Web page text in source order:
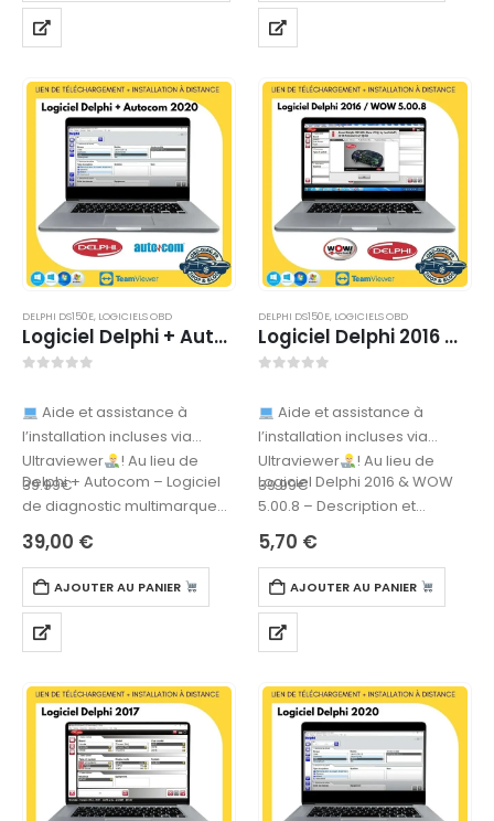
DELPHI DS150E, LOGICIELS OBD
Logiciel Delphi + Autocom 2020 – TÉLÉCHARGEMENT
Aide et assistance à
l’installation incluses via
Ultraviewer
! Au lieu de
39.99€
Delphi + Autocom – Logiciel
de diagnostic multimarque
pour véhicules légers et
poids lourdsLe Logiciel Delphi
+ Autocom…
39,00 €
AJOUTER AU PANIER
DELPHI DS150E, LOGICIELS OBD
Logiciel Delphi 2016 & WOW 5.00.8 – TELECHARGEMENT
Aide et assistance à
l’installation incluses via
Ultraviewer
! Au lieu de
39.99€
Logiciel Delphi 2016 & WOW
5.00.8 – Description et
fonctionnalitésDelphi 2016 et
WOW 5.00.8 sont des logiciels
de…
5,70 €
AJOUTER AU PANIER